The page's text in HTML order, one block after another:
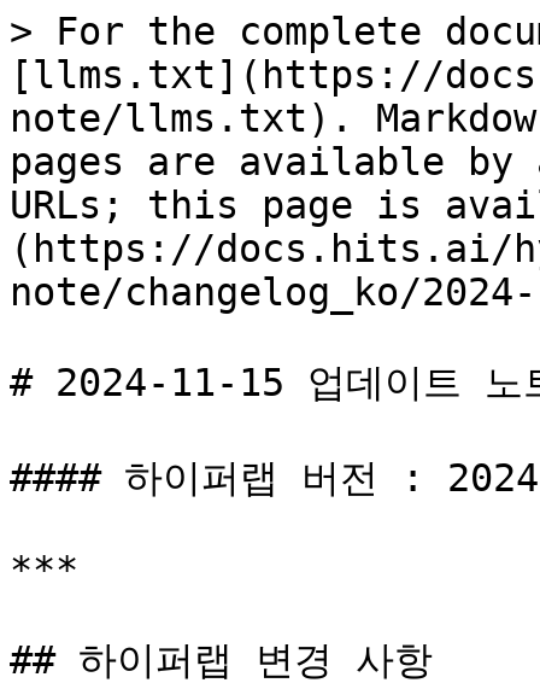
> For the complete
[llms.txt](https://
note/llms.txt).
pages are available by
URLs; this page is
(https://docs.hits.ai/
note/changelog_ko/
# 2024-11-15 업데이트 노
#### 하이퍼랩 버전 :
***
## 하이퍼랩 변경 사항